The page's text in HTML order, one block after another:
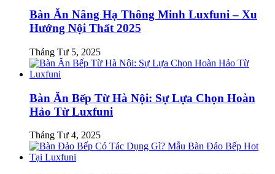
Bàn Ăn Nâng Hạ Thông Minh Luxfuni – Xu
Hướng Nội Thất 2025
Tháng Tư 5, 2025
Bàn Ăn Bếp Từ Hà Nội: Sự Lựa Chọn Hoàn
Hảo Từ Luxfuni
Tháng Tư 4, 2025